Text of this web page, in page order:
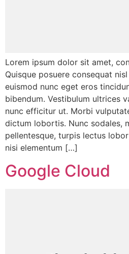
Lorem ipsum dolor sit amet,
Quisque posuere consequat
euismod nunc eget eros
bibendum. Vestibulum ultrices
nunc efficitur ut. Morbi
dictum lobortis. Nunc sodales,
pellentesque, turpis lectus
nisi elementum […]
Google Cloud